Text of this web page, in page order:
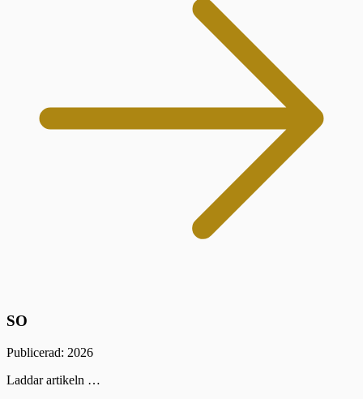
SO
Publicerad: 2026
Laddar artikeln …